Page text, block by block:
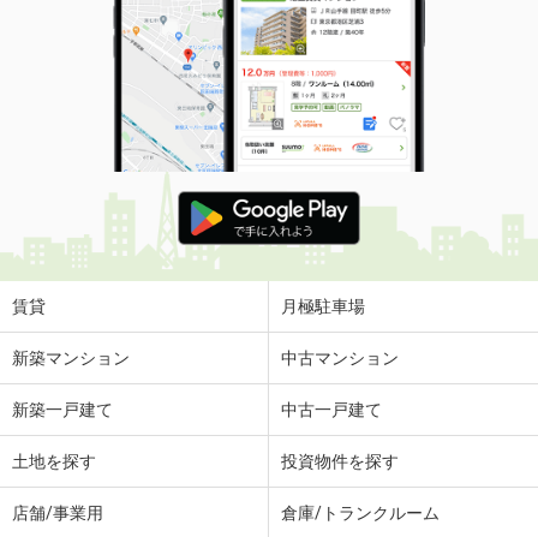
賃貸 月極駐車場
新築マンション 中古マンション
新築一戸建て 中古一戸建て
土地を探す 投資物件を探す
店舗/事業用 倉庫/トランクルーム